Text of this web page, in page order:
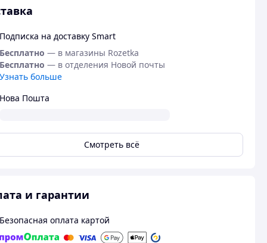
Подписка на доставку Smart
Бесплатно — в магазины Rozetka
Бесплатно — в отделения Новой почты
Узнать больше
Нова Пошта
Смотреть всё
и гарантии
Безопасная оплата картой